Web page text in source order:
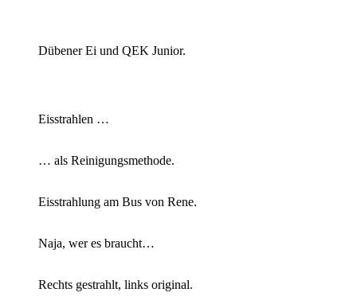
Dübener Ei und QEK Junior.
Eisstrahlen …
… als Reinigungsmethode.
Eisstrahlung am Bus von Rene.
Naja, wer es braucht…
Rechts gestrahlt, links original.